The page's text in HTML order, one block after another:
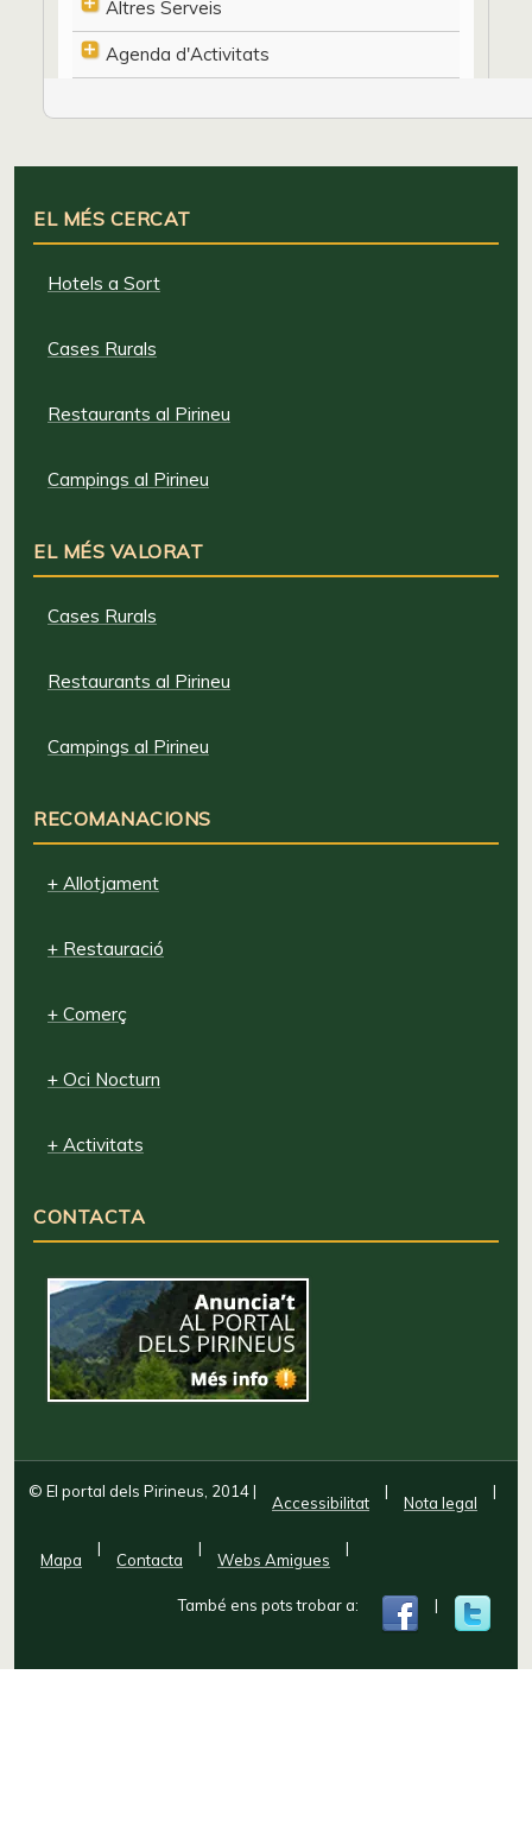
Altres Serveis
Agenda d'Activitats
EL MÉS CERCAT
Hotels a Sort
Cases Rurals
Restaurants al Pirineu
Campings al Pirineu
EL MÉS VALORAT
Cases Rurals
Restaurants al Pirineu
Campings al Pirineu
RECOMANACIONS
+ Allotjament
+ Restauració
+ Comerç
+ Oci Nocturn
+ Activitats
CONTACTA
© El portal dels Pirineus, 2014|
Accessibilitat
|
Nota legal
|
Mapa
|
Contacta
|
Webs Amigues
|
També ens pots trobar a: |